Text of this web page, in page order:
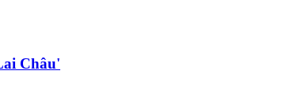
Châu'